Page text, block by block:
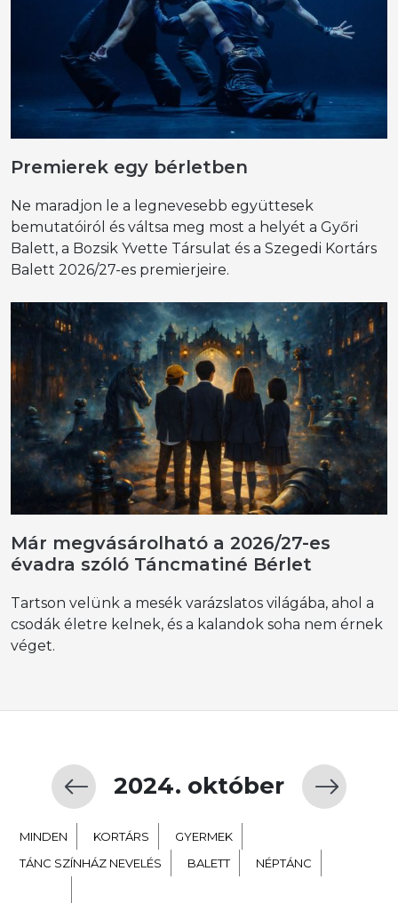
Premierek egy bérletben
Ne maradjon le a legnevesebb együttesek
bemutatóiról és váltsa meg most a helyét a Győri
Balett, a Bozsik Yvette Társulat és a Szegedi Kortárs
Balett 2026/27-es premierjeire.
Már megvásárolható a 2026/27-es
évadra szóló Táncmatiné Bérlet
Tartson velünk a mesék varázslatos világába, ahol a
csodák életre kelnek, és a kalandok soha nem érnek
véget.
2024. október
MINDEN KORTÁRS
GYERMEK
TÁNC SZÍNHÁZ NEVELÉS
BALETT
NÉPTÁNC